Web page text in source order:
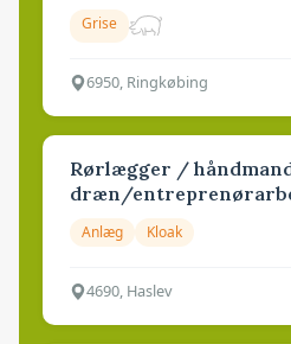
Grise
6950, Ringkøbing
Rørlægger /
dræn/
Anlæg Kloak
4690, Haslev